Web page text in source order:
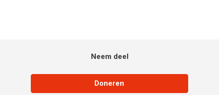
Neem deel
Doneren